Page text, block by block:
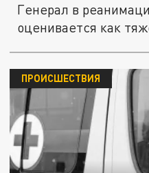
Генерал в
оценивается как
ПРОИСШЕСТВИЯ